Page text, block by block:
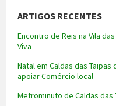
ARTIGOS RECENTES
Encontro de Reis na Vila
Viva
Natal em Caldas das
apoiar Comércio local
Metrominuto de Caldas das